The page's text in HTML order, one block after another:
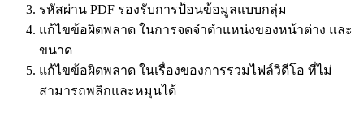
รหัสผ่าน PDF รองรับการป้อนข้อมูลแบบกลุ่ม
แก้ไขข้อผิดพลาด ในการจดจำตำแหน่งของหน้าต่าง และ
ขนาด
แก้ไขข้อผิดพลาด ในเรื่องของการรวมไฟล์วิดีโอ ที่ไม่
สามารถพลิกและหมุนได้